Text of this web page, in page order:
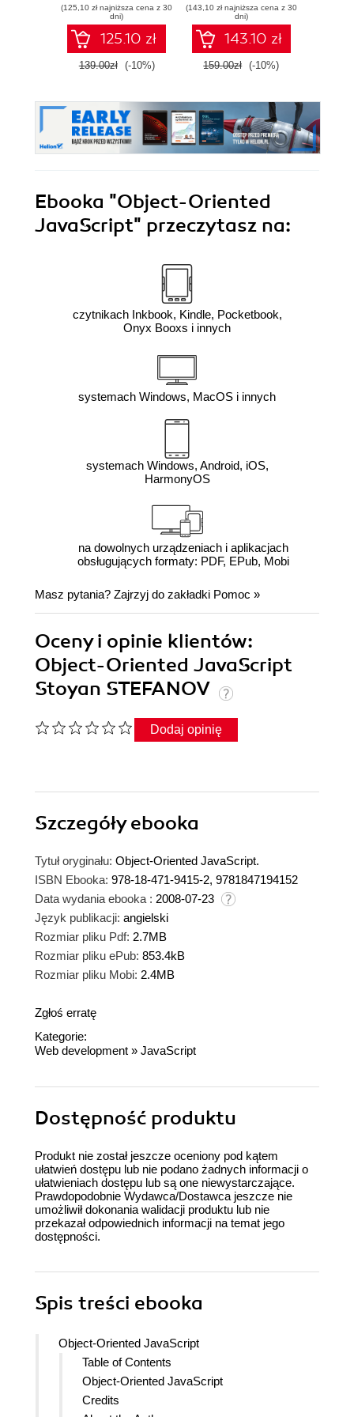
- Third Edition
(125,10 zł najniższa cena z 30
dni)
125.10 zł
139.00zł (-10%)
on the road to
being an expert. A
wonderfully
compiled
introduction to
teaches through
examples and
practical play. -
Second Edition
(143,10 zł najniższa cena z 30
dni)
143.10 zł
159.00zł (-10%)
Ebooka "Object-Oriented
JavaScript" przeczytasz na:
czytnikach Inkbook, Kindle, Pocketbook,
Onyx Booxs i innych
systemach Windows, MacOS i innych
systemach Windows, Android, iOS,
HarmonyOS
na dowolnych urządzeniach i aplikacjach
obsługujących formaty: PDF, EPub, Mobi
Masz pytania? Zajrzyj do zakładki Pomoc »
Oceny i opinie klientów:
Object-Oriented JavaScript
Stoyan STEFANOV
Dodaj opinię
Szczegółyebooka
Tytuł oryginału: Object-Oriented JavaScript.
ISBN Ebooka: 978-18-471-9415-2, 9781847194152
Data wydania ebooka : 2008-07-23
Język publikacji: angielski
Rozmiar pliku Pdf: 2.7MB
Rozmiar pliku ePub: 853.4kB
Rozmiar pliku Mobi: 2.4MB
Zgłoś erratę
Kategorie:
Web development » JavaScript
Dostępność produktu
Produkt nie został jeszcze oceniony pod kątem
ułatwień dostępu lub nie podano żadnych informacji o
ułatwieniach dostępu lub są one niewystarczające.
Prawdopodobnie Wydawca/Dostawca jeszcze nie
umożliwił dokonania walidacji produktu lub nie
przekazał odpowiednich informacji na temat jego
dostępności.
Spis treści ebooka
Object-Oriented JavaScript
Table of Contents
Object-Oriented JavaScript
Credits